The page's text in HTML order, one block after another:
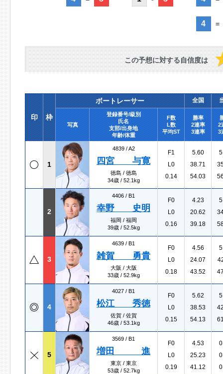
4 =
この予想に対する自信度は
印 枠
ボートレーサー 全国
写真
登録番号/級別
氏名
支部/出身地
年齢/体重
F数
L数
平均ST
勝率
2連率
3連率
2
3
1
4839 /A2
四宮 与寛
徳島 / 徳島
34歳 / 52.1kg
F1
L0
0.14
5.60
38.71
54.03
2
4406 / B1
幸野 史明
福岡 / 福岡
39歳 / 52.5kg
F0
L0
0.16
4.23
20.62
39.18
3
4639 / B1
雑賀 勇貴
大阪 / 大阪
33歳 / 52.9kg
F0
L0
0.18
4.56
24.07
43.52
4
4027 / B1
松江 秀徳
佐賀 / 佐賀
46歳 / 53.1kg
F0
L0
0.15
5.62
38.53
54.13
5
3569 / B1
増田 進
東京 / 東京
53歳 / 52.7kg
F0
L0
0.19
4.53
25.23
41.12